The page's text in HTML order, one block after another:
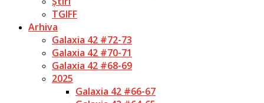
TGIFF
Arhiva
Galaxia 42 #72-73
Galaxia 42 #70-71
Galaxia 42 #68-69
2025
Galaxia 42 #66-67